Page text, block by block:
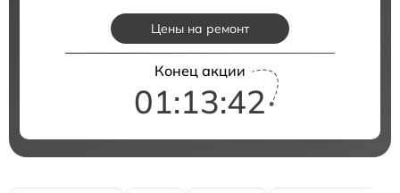
Цены на ремонт
Конец акции
01:13:41